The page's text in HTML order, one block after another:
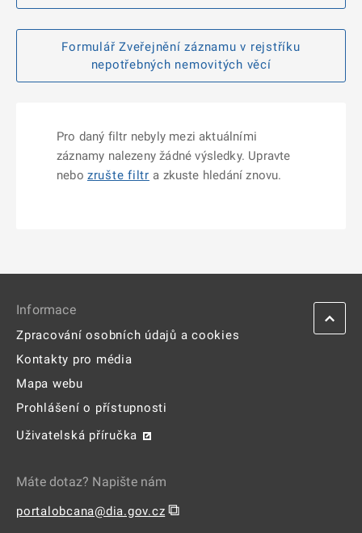
Formulář Zveřejnění záznamu v rejstříku
nepotřebných nemovitých věcí
Pro daný filtr nebyly mezi aktuálními
záznamy nalezeny žádné výsledky. Upravte
nebo zrušte filtr a zkuste hledání znovu.
Informace
Zpracování osobních údajů a cookies
Kontakty pro média
Mapa webu
Prohlášení o přístupnosti
Uživatelská příručka
Máte dotaz? Napište nám
portalobcana@dia.gov.cz ⧉